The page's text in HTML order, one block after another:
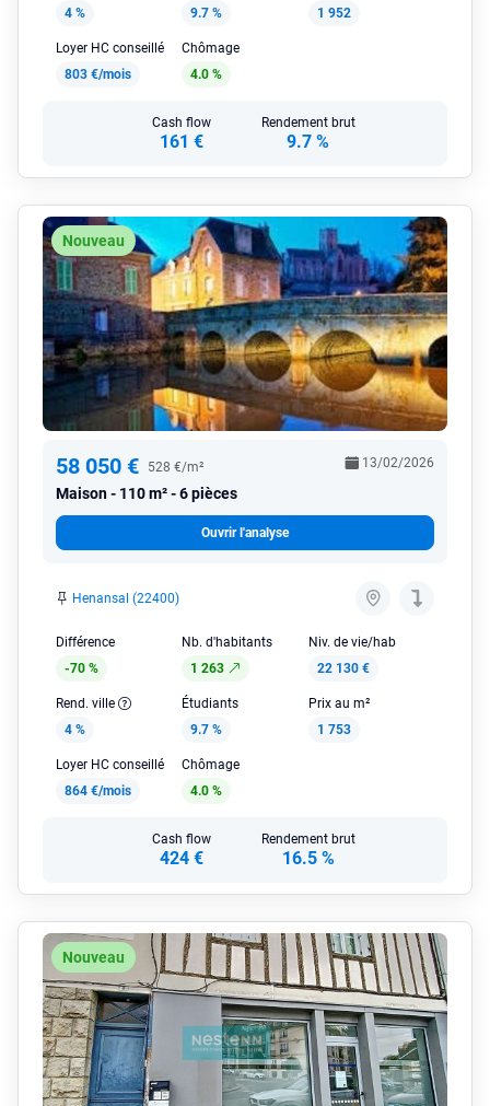
4 %
9.7 %
1 952
Loyer HC conseillé
803 €/mois
Chômage
4.0 %
Cash flow
161 €
Rendement brut
9.7 %
Nouveau
58 050 € 528 €/m²
Maison 110 m² - 6 pièces
13/02/2026
Ouvrir l'analyse
Henansal (22400)
Différence
-70 %
Nb. d'habitants
1 263
Niv. de vie/hab
22 130 €
Rend. ville
4 %
Étudiants
9.7 %
Prix au m²
1 753
Loyer HC conseillé
864 €/mois
Chômage
4.0 %
Cash flow
424 €
Rendement brut
16.5 %
Nouveau